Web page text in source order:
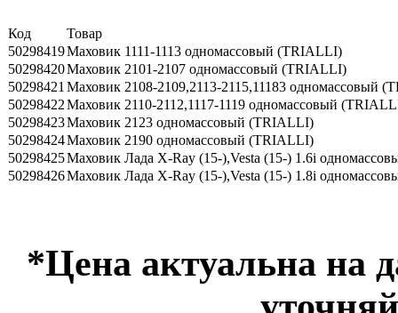
Код
Товар
50298419Маховик 1111-1113 одномассовый (TRIALLI)
50298420Маховик 2101-2107 одномассовый (TRIALLI)
50298421 Маховик 2108-2109,2113-2115,11183 одномассовый
50298422Маховик 2110-2112,1117-1119 одномассовый
50298423Маховик 2123 одномассовый (TRIALLI)
50298424Маховик 2190 одномассовый (TRIALLI)
50298425Маховик Лада X-Ray (15-),Vesta (15-) 1.6i
50298426Маховик Лада X-Ray (15-),Vesta (15-) 1.8i
*Цена актуальна на